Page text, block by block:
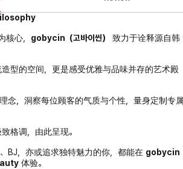
核心， gobycin（고바이씬）
致力于诠释源自韩
型的空间，更是感受优雅与品味并存的艺术殿
理念，洞察每位顾客的气质与个性，量身定制专
格调，由此呈现。
BJ，亦或追求独特魅力的你，都能在 gobycin
体验。